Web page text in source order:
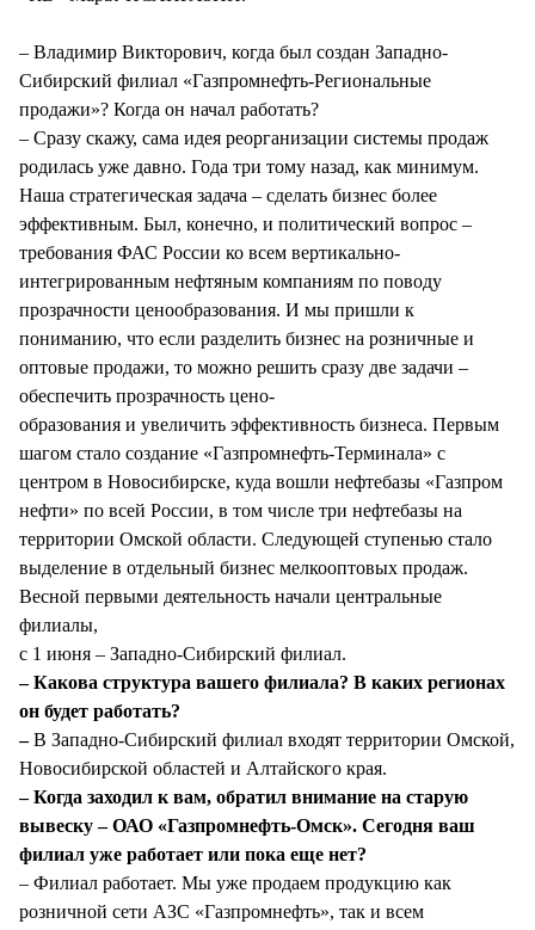
– Владимир Викторович, когда был создан Западно-
Сибирский филиал «Газпромнефть-Региональные
продажи»? Когда он начал работать?
– Сразу скажу, сама идея реорганизации системы продаж
родилась уже давно. Года три тому назад, как минимум.
Наша стратегическая задача – сделать бизнес более
эффективным. Был, конечно, и политический вопрос –
требования ФАС России ко всем вертикально-
интегрированным нефтяным компаниям по поводу
прозрачности ценообразования. И мы пришли к
пониманию, что если разделить бизнес на розничные и
оптовые продажи, то можно решить сразу две задачи –
обеспечить прозрачность цено-
образования и увеличить эффективность бизнеса. Первым
шагом стало создание «Газпромнефть-Терминала» с
центром в Новосибирске, куда вошли нефтебазы «Газпром
нефти» по всей России, в том числе три нефтебазы на
территории Омской области. Следующей ступенью стало
выделение в отдельный бизнес мелкооптовых продаж.
Весной первыми деятельность начали центральные
филиалы,
с 1 июня – Западно-Сибирский филиал.
– Какова структура вашего филиала? В каких регионах
он будет работать?
–В Западно-Сибирский филиал входят территории Омской,
Новосибирской областей и Алтайского края.
– Когда заходил к вам, обратил внимание на старую
вывеску – ОАО «Газпромнефть-Омск». Сегодня ваш
филиал уже работает или пока еще нет?
– Филиал работает. Мы уже продаем продукцию как
розничной сети АЗС «Газпромнефть», так и всем